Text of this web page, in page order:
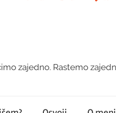
zajedno. Rastemo